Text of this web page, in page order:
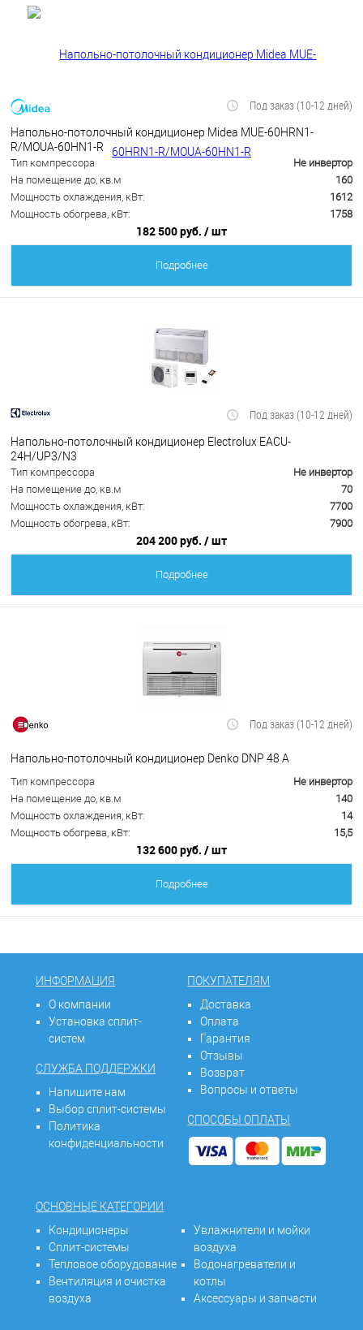
Под заказ (10-12 дней)
Напольно-потолочный кондиционер Midea MUE-60HRN1-
R/MOUA-60HN1-R
Тип компрессора
Не инвертор
На помещение до, кв.м
160
Мощность охлаждения, кВт:
1612
Мощность обогрева, кВт:
1758
182 500 руб. / шт
Подробнее
Под заказ (10-12 дней)
Напольно-потолочный кондиционер Electrolux EACU-
24H/UP3/N3
Тип компрессора
Не инвертор
На помещение до, кв.м
70
Мощность охлаждения, кВт:
7700
Мощность обогрева, кВт:
7900
204 200 руб. / шт
Подробнее
Под заказ (10-12 дней)
Напольно-потолочный кондиционер Denko DNP 48 А
Тип компрессора
Не инвертор
На помещение до, кв.м
140
Мощность охлаждения, кВт:
14
Мощность обогрева, кВт:
15,5
132 600 руб. / шт
Подробнее
ИНФОРМАЦИЯ
О компании
Установка сплит-
систем
СЛУЖБА ПОДДЕРЖКИ
Напишите нам
Выбор сплит-системы
Политика
конфиденциальности
ПОКУПАТЕЛЯМ
Доставка
Оплата
Гарантия
Отзывы
Возврат
Вопросы и ответы
СПОСОБЫ ОПЛАТЫ
ОСНОВНЫЕ КАТЕГОРИИ
Кондиционеры
Сплит-системы
Тепловое оборудование
Вентиляция и очистка
воздуха
Увлажнители и мойки
воздуха
Водонагреватели и
котлы
Аксессуары и запчасти